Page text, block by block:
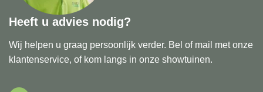
Heeft u advies nodig?
Wij helpen u graag persoonlijk verder. Bel of mail met onze
klantenservice, of kom langs in onze showtuinen.